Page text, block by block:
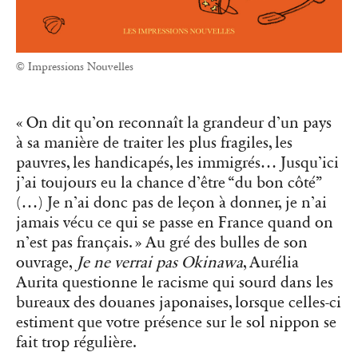
© Impressions Nouvelles
« On dit qu’on reconnaît la grandeur d’un pays
à sa manière de traiter les plus fragiles, les
pauvres, les handicapés, les immigrés… Jusqu’ici
j’ai toujours eu la chance d’être “du bon côté”
(…) Je n’ai donc pas de leçon à donner, je n’ai
jamais vécu ce qui se passe en France quand on
n’est pas français. » Au gré des bulles de son
ouvrage, Je ne verrai pas Okinawa, Aurélia
Aurita questionne le racisme qui sourd dans les
bureaux des douanes japonaises, lorsque celles-ci
estiment que votre présence sur le sol nippon se
fait trop régulière.